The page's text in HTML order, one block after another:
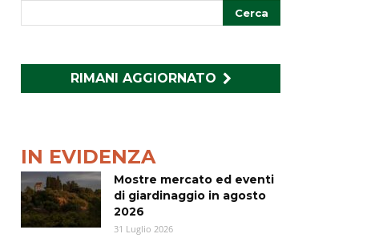
RIMANI AGGIORNATO
IN EVIDENZA
Mostre mercato ed eventi
di giardinaggio in agosto
2026
31 Luglio 2026